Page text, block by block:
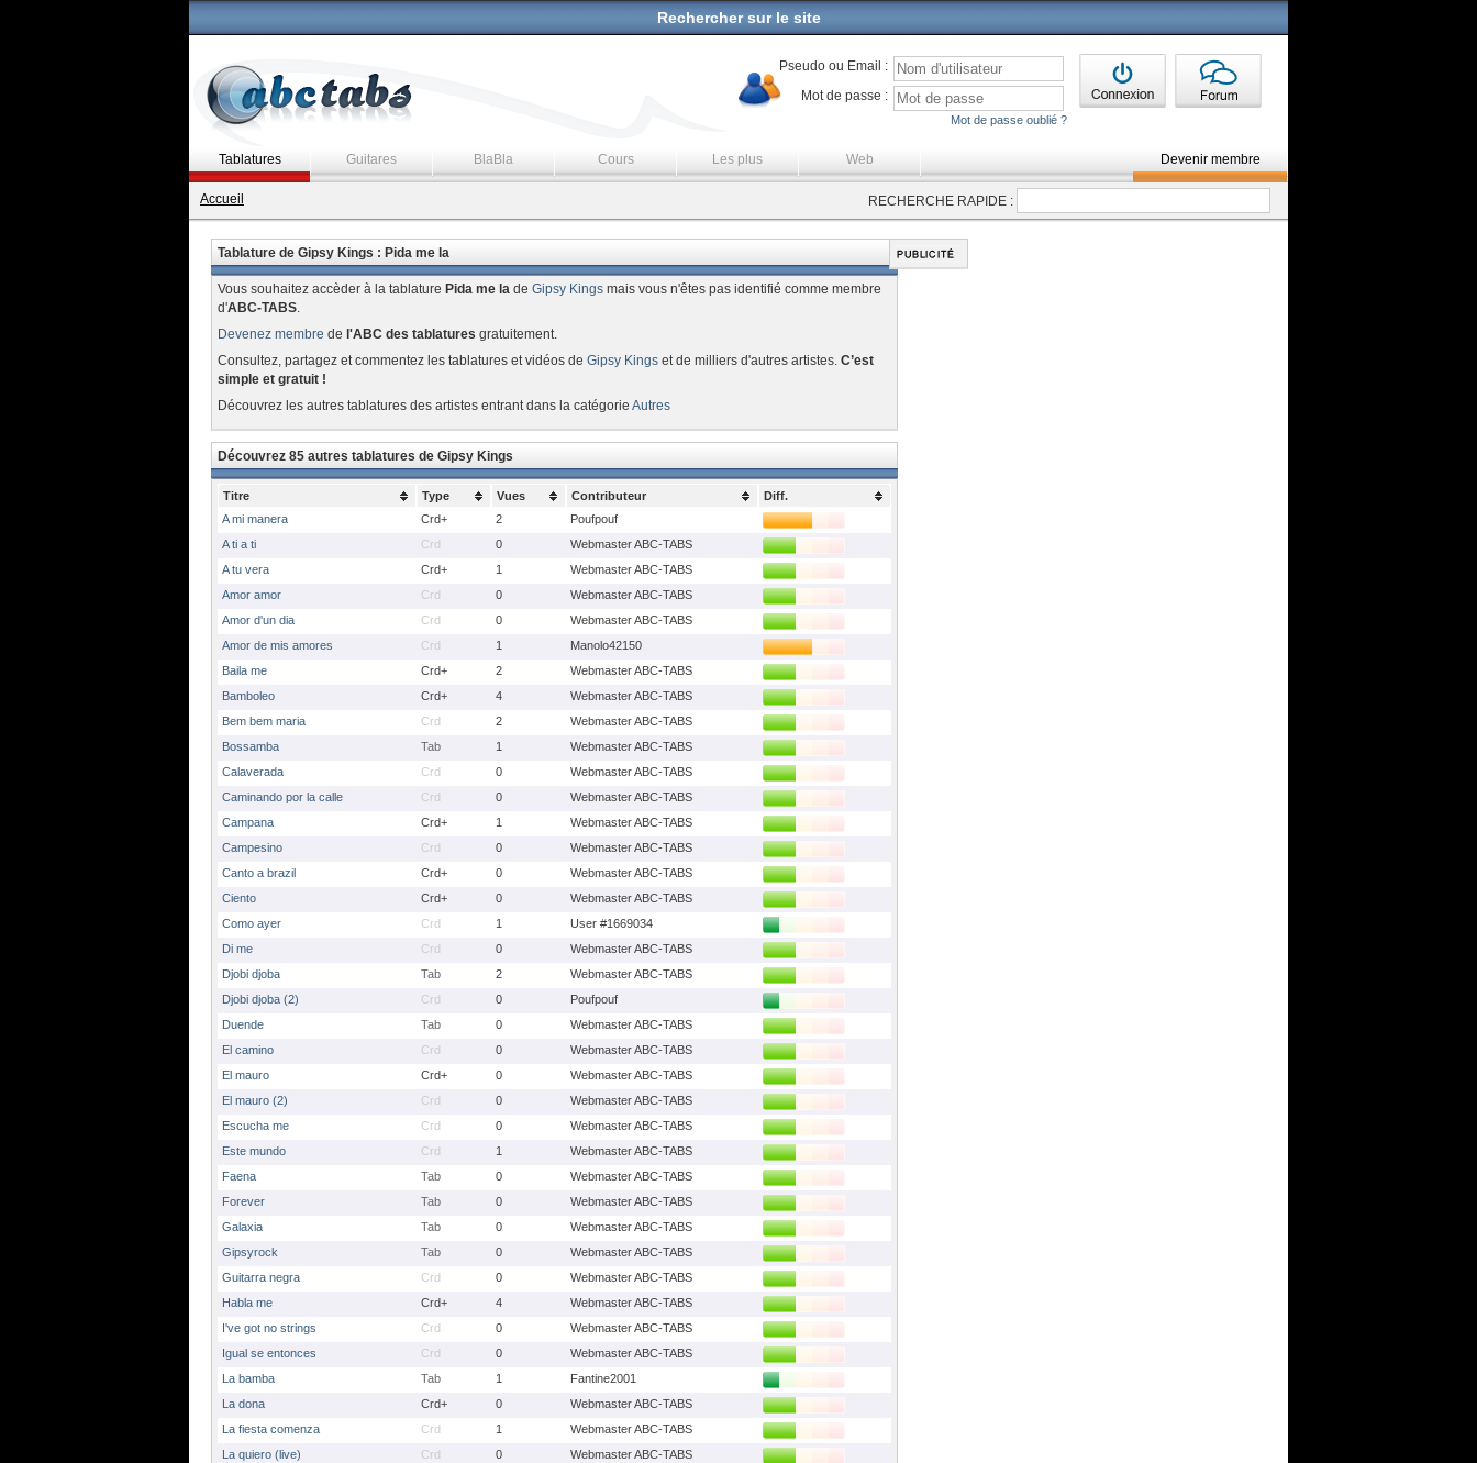
Rechercher sur le site
Pseudo ou Email :
Mot de passe :
Mot de passe oublié ?
Tablatures Guitares BlaBla Cours Les plus Web Devenir membre
Accueil RECHERCHE RAPIDE :
Tablature de Gipsy Kings : Pida me la
Vous souhaitez accèder à la tablature Pida me lade Gipsy Kingsmais vous n'êtes pas identifié comme membre
d'ABC-TABS.
Devenez membre de l'ABC des tablatures gratuitement.
Consultez, partagez et commentez les tablatures et vidéos de Gipsy Kingset de milliers d'autres artistes. C’est
simple et gratuit !
Découvrez les autres tablatures des artistes entrant dans la catégorie Autres
Découvrez 85 autres tablatures de Gipsy Kings
Titre Type Vues Contributeur
Diff.
A mi manera
Crd+ 2
Poufpouf
A ti a ti
Crd 0
Webmaster ABC-TABS
A tu vera
Crd+ 1
Webmaster ABC-TABS
Amor amor
Crd 0
Webmaster ABC-TABS
Amor d'un dia
Crd 0
Webmaster ABC-TABS
Amor de mis amores
Crd 1
Manolo42150
Baila me
Crd+ 2
Webmaster ABC-TABS
Bamboleo
Crd+ 4
Webmaster ABC-TABS
Bem bem maria
Crd 2
Webmaster ABC-TABS
Bossamba
Tab 1
Webmaster ABC-TABS
Calaverada
Crd 0
Webmaster ABC-TABS
Caminando por la calle
Crd 0
Webmaster ABC-TABS
Campana
Crd+ 1
Webmaster ABC-TABS
Campesino
Crd 0
Webmaster ABC-TABS
Canto a brazil
Crd+ 0
Webmaster ABC-TABS
Ciento
Crd+ 0
Webmaster ABC-TABS
Como ayer
Crd 1
User #1669034
Di me
Crd 0
Webmaster ABC-TABS
Djobi djoba
Tab 2
Webmaster ABC-TABS
Djobi djoba (2)
Crd 0
Poufpouf
Duende
Tab 0
Webmaster ABC-TABS
El camino
Crd 0
Webmaster ABC-TABS
El mauro
Crd+ 0
Webmaster ABC-TABS
El mauro (2)
Crd 0
Webmaster ABC-TABS
Escucha me
Crd 0
Webmaster ABC-TABS
Este mundo
Crd 1
Webmaster ABC-TABS
Faena
Tab 0
Webmaster ABC-TABS
Forever
Tab 0
Webmaster ABC-TABS
Galaxia
Tab 0
Webmaster ABC-TABS
Gipsyrock
Tab 0
Webmaster ABC-TABS
Guitarra negra
Crd 0
Webmaster ABC-TABS
Habla me
Crd+ 4
Webmaster ABC-TABS
I've got no strings
Crd 0
Webmaster ABC-TABS
Igual se entonces
Crd 0
Webmaster ABC-TABS
La bamba
Tab 1
Fantine2001
La dona
Crd+ 0
Webmaster ABC-TABS
La fiesta comenza
Crd 1
Webmaster ABC-TABS
La quiero (live)
Crd 0
Webmaster ABC-TABS